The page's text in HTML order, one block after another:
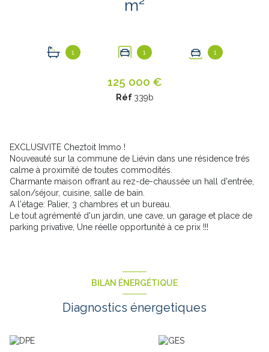
m²
1 1 1
125 000 €
Réf 339b
EXCLUSIVITE Cheztoit Immo !
Nouveauté sur la commune de Liévin dans une résidence trés
calme à proximité de toutes commodités.
Charmante maison offrant au rez-de-chaussée un hall d'entrée,
salon/séjour, cuisine, salle de bain.
A l'étage: Palier, 3 chambres et un bureau.
Le tout agrémenté d'un jardin, une cave, un garage et place de
parking privative, Une réelle opportunité à ce prix !!!
BILAN ÉNERGÉTIQUE
Diagnostics énergetiques